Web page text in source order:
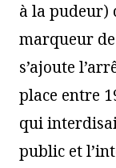
à la pudeur)
marqueur
s’ajoute
place entre
qui
public et